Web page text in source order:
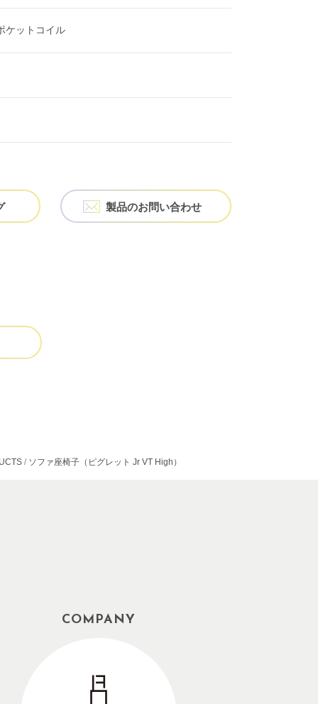
ケットコイル
製品のお問い合わせ
ソファ座椅子（ピグレット Jr VT High）
COMPANY